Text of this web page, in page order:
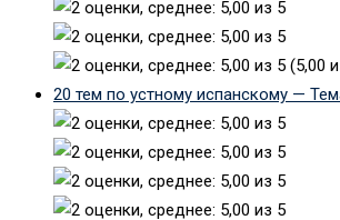
(5,00
20 тем по устному испанскому —